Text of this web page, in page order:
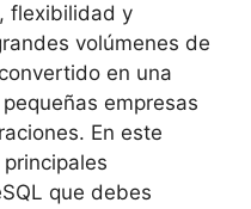
flexibilidad y
volúmenes de
en una
empresas
En este
que debes